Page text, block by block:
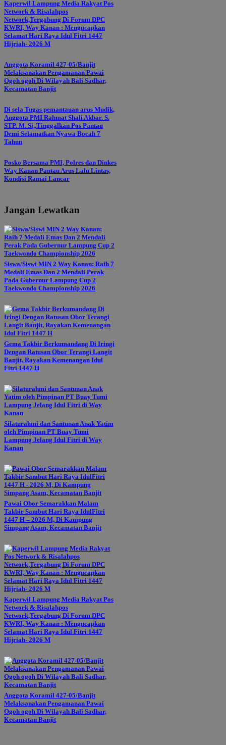
Kaperwil Lampung Media Rakyat Pos
Network & Risalahpos
Network,Tergabung Di Forum DPC
KWRI, Way Kanan : Mengucapkan
Selamat Hari Raya Idul Fitri 1447
Hijriah- 2026 M
Anggota Koramil 427-05/Banjit
Melaksanakan Pengamanan Pawai
Ogoh ogoh Di Wilayah Bali Sadhar,
Kecamatan Banjit
Di sela Tugas pemantauan arus Mudik,
Anggota PMI Rahmat Shali Akbar. S.
STP. M. Si,,Tinggalkan Pos Pantau
Demi Selamatkan Nyawa Bocah 7
Tahun
Posko Bersama PMI, Polres dan Dinkes
Way Kanan Pantau Arus Lalu Lintas,
Kondisi Ramai Lancar
Jangan Lewatkan
Siswa/Siswi MIN 2 Way Kanan: Raih 7
Medali Emas Dan 2 Mendali Perak
Pada Gubernur Lampung Cup 2
Taekwondo Championship 2026
Gema Takbir Berkumandang Di Iringi
Dengan Ratusan Obor Terangi Langit
Banjit, Rayakan Kemenangan Idul
Fitri 1447 H
Silaturahmi dan Santunan Anak Yatim
oleh Pimpinan PT Buay Tumi
Lampung Jelang Idul Fitri di Way
Kanan
Pawai Obor Semarakkan Malam
Takbir Sambut Hari Raya IdulFitri
1447 H – 2026 M, Di Kampung
Simpang Asam, Kecamatan Banjit
Kaperwil Lampung Media Rakyat Pos
Network & Risalahpos
Network,Tergabung Di Forum DPC
KWRI, Way Kanan : Mengucapkan
Selamat Hari Raya Idul Fitri 1447
Hijriah- 2026 M
Anggota Koramil 427-05/Banjit
Melaksanakan Pengamanan Pawai
Ogoh ogoh Di Wilayah Bali Sadhar,
Kecamatan Banjit